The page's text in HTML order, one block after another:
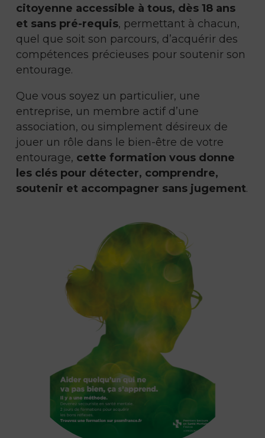
citoyenne accessible à tous, dès 18 ans
et sans pré-requis, permettant à chacun,
quel que soit son parcours, d’acquérir des
compétences précieuses pour soutenir son
entourage.
Que vous soyez un particulier, une
entreprise, un membre actif d’une
association, ou simplement désireux de
jouer un rôle dans le bien-être de votre
entourage, cette formation vous donne
les clés pour détecter, comprendre,
soutenir et accompagner sans jugement.